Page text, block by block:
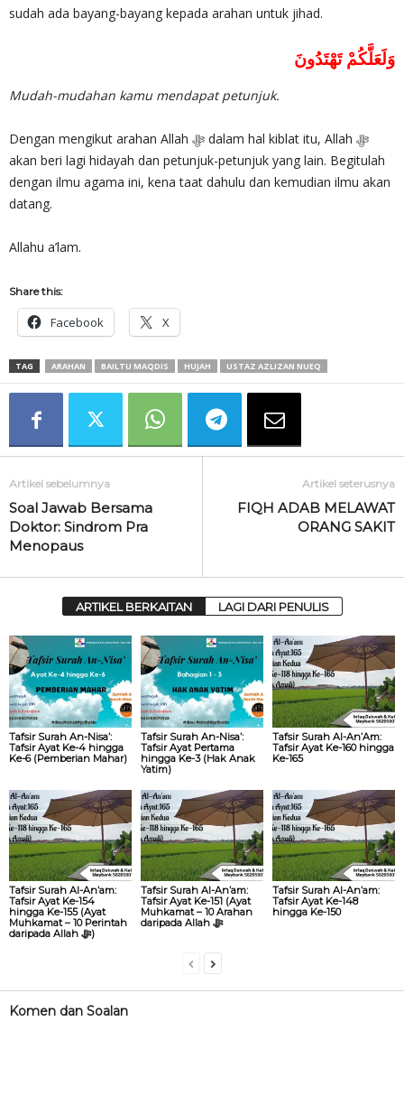
sudah ada bayang-bayang kepada arahan untuk jihad.
وَلَعَلَّكُمْ تَهْتَدُونَ
Mudah-mudahan kamu mendapat petunjuk.
Dengan mengikut arahan Allah ‎ﷻ dalam hal kiblat itu, Allah ‎ﷻ
akan beri lagi hidayah dan petunjuk-petunjuk yang lain. Begitulah
dengan ilmu agama ini, kena taat dahulu dan kemudian ilmu akan
datang.
Allahu a’lam.
Share this:
Facebook X
TAG ARAHAN BAILTU MAQDIS HUJAH USTAZ AZLIZAN NUEQ
Artikel sebelumnya
Soal Jawab Bersama
Doktor: Sindrom Pra
Menopaus
Artikel seterusnya
FIQH ADAB MELAWAT
ORANG SAKIT
ARTIKEL BERKAITAN LAGI DARI PENULIS
Tafsir Surah An-Nisa’:
Tafsir Ayat Ke-4 hingga
Ke-6 (Pemberian Mahar)
Tafsir Surah An-Nisa’:
Tafsir Ayat Pertama
hingga Ke-3 (Hak Anak
Yatim)
Tafsir Surah Al-An’Am:
Tafsir Ayat Ke-160 hingga
Ke-165
Tafsir Surah Al-An’am:
Tafsir Ayat Ke-154
hingga Ke-155 (Ayat
Muhkamat – 10 Perintah
daripada Allah ‎ﷻ)
Tafsir Surah Al-An’am:
Tafsir Ayat Ke-151 (Ayat
Muhkamat – 10 Arahan
daripada Allah ‎ﷻ
Tafsir Surah Al-An’am:
Tafsir Ayat Ke-148
hingga Ke-150
Komen dan Soalan